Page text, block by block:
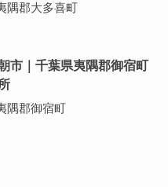
隅郡大多喜町
市｜千葉県夷隅郡御宿町
隅郡御宿町